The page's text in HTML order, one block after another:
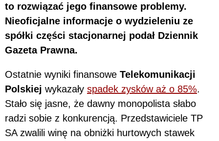
to rozwiązać jego finansowe problemy.
Nieoficjalne informacje o wydzieleniu ze
spółki części stacjonarnej podał Dziennik
Gazeta Prawna.
Ostatnie wyniki finansowe Telekomunikacji
Polskiej wykazały spadek zysków aż o 85%.
Stało się jasne, że dawny monopolista słabo
radzi sobie z konkurencją. Przedstawiciele TP
SA zwalili winę na obniżki hurtowych stawek